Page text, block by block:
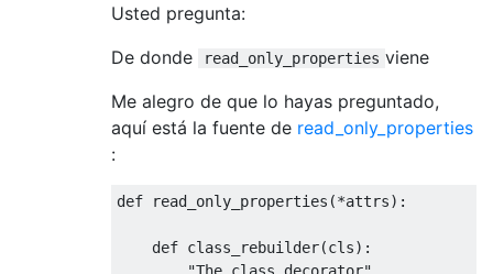
Usted pregunta:
De donde
read_only_properties viene
Me alegro de que lo hayas preguntado,
aquí está la fuente de read_only_properties
:
def read_only_properties (*attrs):
def class_rebuilder(cls):
"The class decorator"